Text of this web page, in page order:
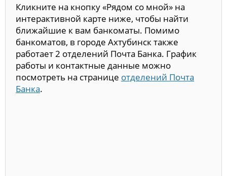
Кликните на кнопку «Рядом со мной» на
интерактивной карте ниже, чтобы найти
ближайшие к вам банкоматы. Помимо
банкоматов, в городе Ахтубинск также
работает 2 отделений Почта Банка. График
работы и контактные данные можно
посмотреть на странице отделений Почта
Банка.